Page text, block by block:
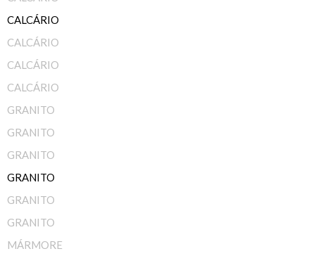
CALCÁRIO
CALCÁRIO
CALCÁRIO
CALCÁRIO
GRANITO
GRANITO
GRANITO
GRANITO
GRANITO
GRANITO
MÁRMORE